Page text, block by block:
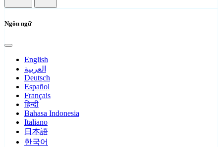
Ngôn ngữ
English
العربية
Deutsch
Español
Français
हिन्दी
Bahasa Indonesia
Italiano
日本語
한국어